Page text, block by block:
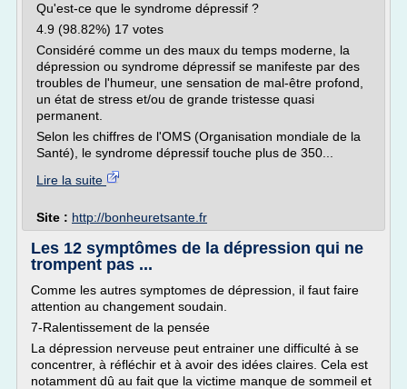
Qu'est-ce que le syndrome dépressif ?
4.9 (98.82%) 17 votes
Considéré comme un des maux du temps moderne, la
dépression ou syndrome dépressif se manifeste par des
troubles de l'humeur, une sensation de mal-être profond,
un état de stress et/ou de grande tristesse quasi
permanent.
Selon les chiffres de l'OMS (Organisation mondiale de la
Santé), le syndrome dépressif touche plus de 350...
Lire la suite
Site : http://bonheuretsante.fr
Les 12 symptômes de la dépression qui ne
trompent pas ...
Comme les autres symptomes de dépression, il faut faire
attention au changement soudain.
7-Ralentissement de la pensée
La dépression nerveuse peut entrainer une difficulté à se
concentrer, à réfléchir et à avoir des idées claires. Cela est
notamment dû au fait que la victime manque de sommeil et